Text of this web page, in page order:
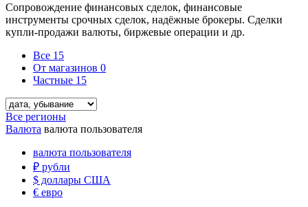
Сопровождение финансовых сделок, финансовые
инструменты срочных сделок, надёжные брокеры. Сделки
купли-продажи валюты, биржевые операции и др.
Все 15
От магазинов 0
Частные 15
Все регионы
Валюта валюта пользователя
валюта пользователя
₽ рубли
$ доллары США
€ евро